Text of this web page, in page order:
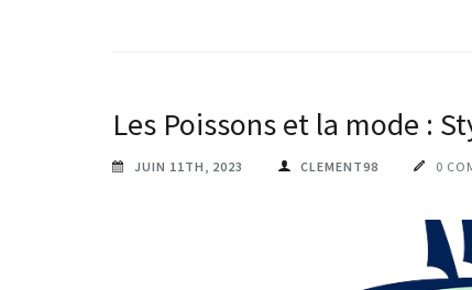
Les Poissons et la mode :
JUIN 11TH, 2023 CLEMENT98 0